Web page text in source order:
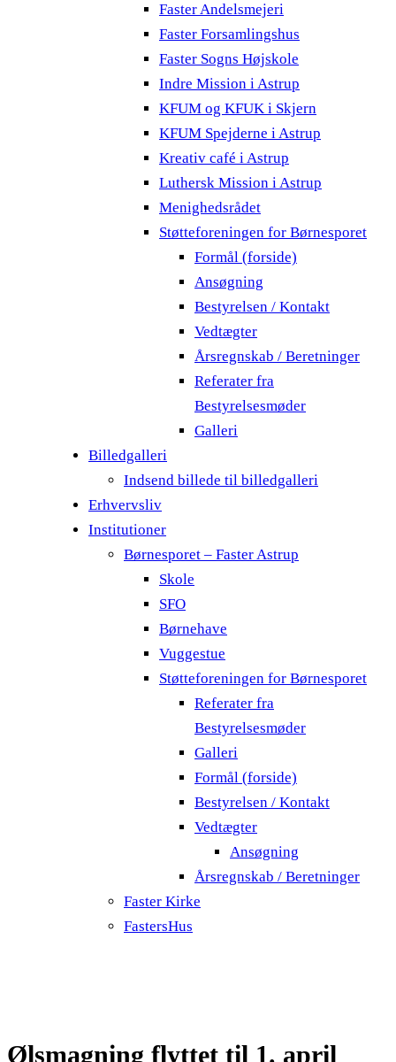
Faster Andelsmejeri
Faster Forsamlingshus
Faster Sogns Højskole
Indre Mission i Astrup
KFUM og KFUK i Skjern
KFUM Spejderne i Astrup
Kreativ café i Astrup
Luthersk Mission i Astrup
Menighedsrådet
Støtteforeningen for Børnesporet
Formål (forside)
Ansøgning
Bestyrelsen / Kontakt
Vedtægter
Årsregnskab / Beretninger
Referater fra
Bestyrelsesmøder
Galleri
Billedgalleri
Indsend billede til billedgalleri
Erhvervsliv
Institutioner
Børnesporet – Faster Astrup
Skole
SFO
Børnehave
Vuggestue
Støtteforeningen for Børnesporet
Referater fra
Bestyrelsesmøder
Galleri
Formål (forside)
Bestyrelsen / Kontakt
Vedtægter
Ansøgning
Årsregnskab / Beretninger
Faster Kirke
FastersHus
Ølsmagning flyttet til 1. april